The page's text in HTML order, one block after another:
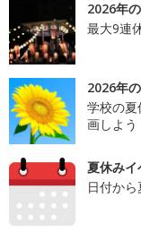
2026年
最大9連
2026年
学校の
画しよう
夏休み
日付か